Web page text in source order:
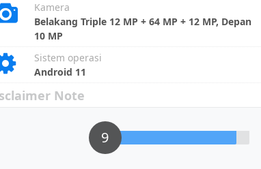
Kamera
Belakang Triple 12 MP + 64 MP + 12 MP, Depan
10 MP
Sistem operasi
Android 11
9
Note